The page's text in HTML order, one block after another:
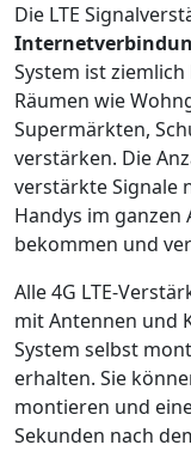
Die LTE
System ist
Räumen wie
Supermärkten,
verstärken. Die
verstärkte Signale
Handys im ganzen
bekommen und
Alle 4G LTE-
mit Antennen und
System selbst
erhalten. Sie
montieren und
Sekunden nach